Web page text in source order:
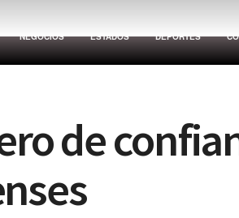
NEGOCIOS ESTADOS DEPORTES
de